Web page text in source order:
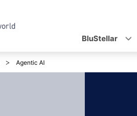
ゲ
ー
BluStellar
Agentic AI